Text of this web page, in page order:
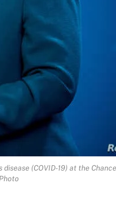
(COVID-19) at the